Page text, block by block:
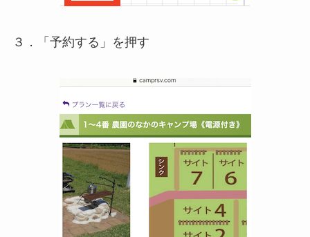
３．「予約する」を押す